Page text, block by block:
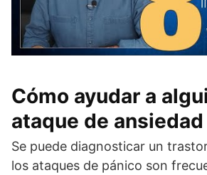
Cómo ayudar a
ataque de ansiedad
Se puede diagnosticar un
los ataques de pánico son